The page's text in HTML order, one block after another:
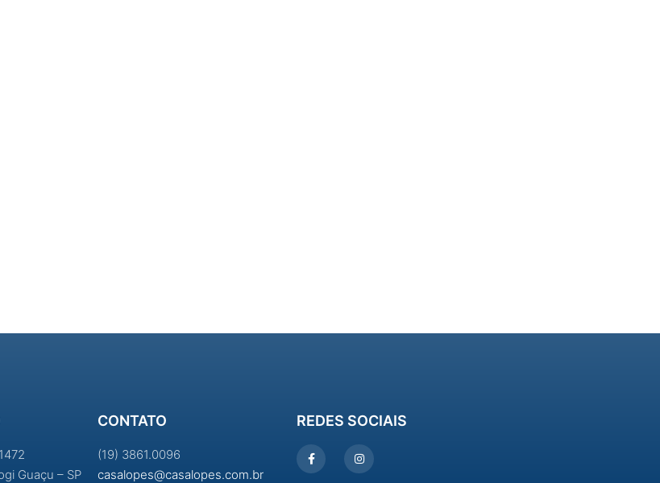
Guaçu – SP
CONTATO
(19) 3861.0096
casalopes@casalopes.com.br
REDES SOCIAIS